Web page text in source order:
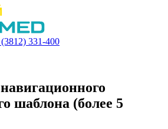
331-400
шаблона (более 5